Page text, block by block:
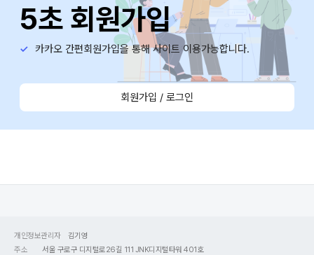
"맘모톰수술비" 청구사례!!
중이염 수술. 수술비 청구사례
2026.08.05
2026.08.05 보험인스타
5초 회원가입
카카오 간편회원가입을 통해 사이트 이용가능합니다.
회원가입 / 로그인
개인정보관리자
김기영
주소
서울 구로구 디지털로26길 111 JNK디지털타워 401호